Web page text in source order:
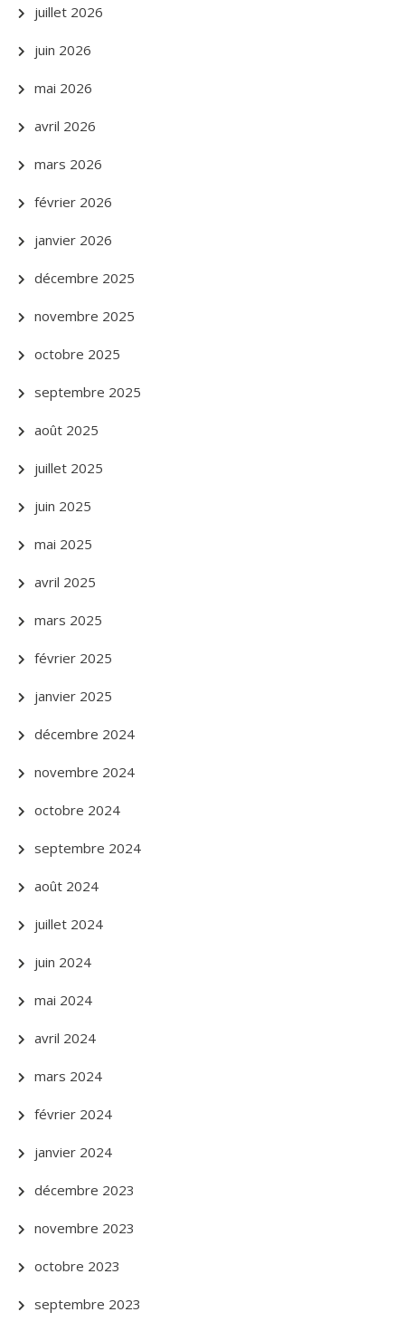
juillet 2026
juin 2026
mai 2026
avril 2026
mars 2026
février 2026
janvier 2026
décembre 2025
novembre 2025
octobre 2025
septembre 2025
août 2025
juillet 2025
juin 2025
mai 2025
avril 2025
mars 2025
février 2025
janvier 2025
décembre 2024
novembre 2024
octobre 2024
septembre 2024
août 2024
juillet 2024
juin 2024
mai 2024
avril 2024
mars 2024
février 2024
janvier 2024
décembre 2023
novembre 2023
octobre 2023
septembre 2023